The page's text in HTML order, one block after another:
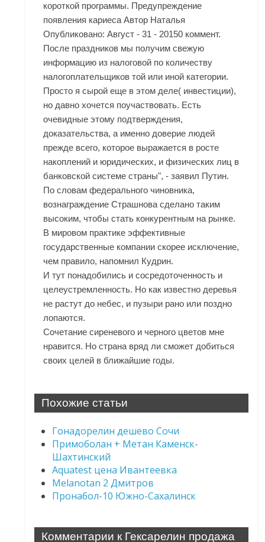
короткой программы. Предупреждение
появления кариеса Автор Наталья
Опубликовано: Август - 31 - 20150 коммент.
После праздников мы получим свежую
информацию из налоговой по количеству
налогоплательщиков той или иной категории.
Просто я сырой еще в этом деле( инвестиции),
но давно хочется поучаствовать. Есть
очевидные этому подтверждения,
доказательства, а именно доверие людей
прежде всего, которое выражается в росте
накоплений и юридических, и физических лиц в
банковской системе страны", - заявил Путин.
По словам федерального чиновника,
вознаграждение Страшнова сделано таким
высоким, чтобы стать конкурентным на рынке.
В мировом практике эффективные
государственные компании скорее исключение,
чем правило, напомнил Кудрин.
И тут понадобились и сосредоточенность и
целеустремленность. Но как известно деревья
не растут до небес, и пузыри рано или поздно
лопаются.
Сочетание сиреневого и черного цветов мне
нравится. Но страна вряд ли сможет добиться
своих целей в ближайшие годы.
Похожие статьи
Гонадорелин дешево Сочи
Примоболан + Метан Каменск-
Шахтинский
Aquatest цена Ивантеевка
Melanotan 2 Дмитров
Пронабол-10 Южно-Сахалинск
Комментарии к Гексарелин продажа